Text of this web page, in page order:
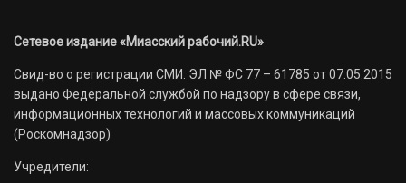
Сетевое издание «Миасский рабочий.RU»
Свид-во о регистрации СМИ: ЭЛ № ФС 77 – 61785 от 07.05.2015
выдано Федеральной службой по надзору в сфере связи,
информационных технологий и массовых коммуникаций
(Роскомнадзор)
Учредители: